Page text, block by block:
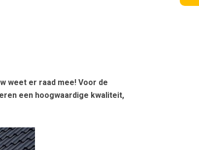
weet er raad mee! Voor de
een hoogwaardige kwaliteit,